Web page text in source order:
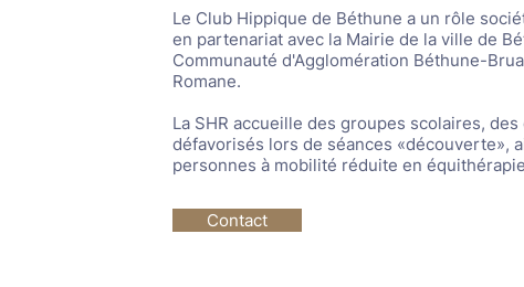
Le Club Hippique de Béthune a un rôle
en partenariat avec la Mairie de la ville de
Communauté d'Agglomération Béthune-
Romane.
La SHR accueille des groupes scolaires, des
défavorisés lors de séances «découverte»,
personnes à mobilité réduite en
Contact